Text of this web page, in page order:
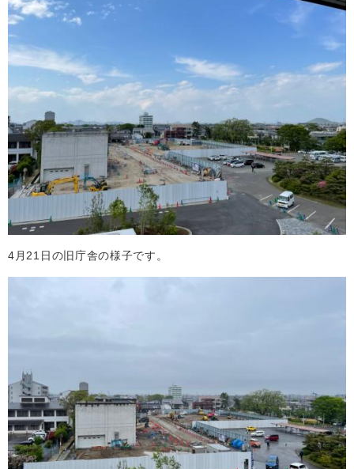
4月21日の旧庁舎の様子です。